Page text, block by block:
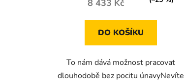
8 433 Kč
DO KOŠÍKU
To nám dává možnost pracovat
dlouhodobě bez pocitu únavyNevíte